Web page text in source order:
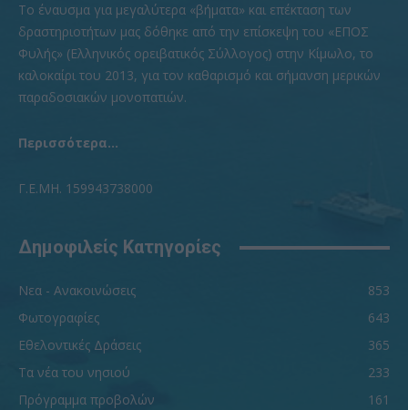
To έναυσμα για μεγαλύτερα «βήματα» και επέκταση των
δραστηριοτήτων μας δόθηκε από την επίσκεψη του «ΕΠΟΣ
Φυλής» (Ελληνικός ορειβατικός Σύλλογος) στην Κίμωλο, το
καλοκαίρι του 2013, για τον καθαρισμό και σήμανση μερικών
παραδοσιακών μονοπατιών.
Περισσότερα...
Γ.Ε.ΜΗ. 159943738000
Δημοφιλείς Κατηγορίες
Νεα - Ανακοινώσεις
853
Φωτογραφίες
643
Εθελοντικές Δράσεις
365
Τα νέα του νησιού
233
Πρόγραμμα προβολών
161